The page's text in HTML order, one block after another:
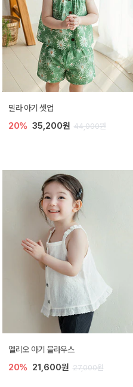
밀라 아기 셋업
20% 35,200원 44,000원
엘리오 아기 블라우스
20% 21,600원 27,000원